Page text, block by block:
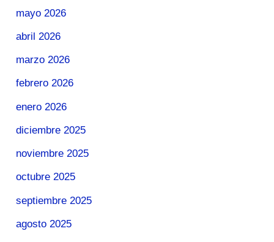
mayo 2026
abril 2026
marzo 2026
febrero 2026
enero 2026
diciembre 2025
noviembre 2025
octubre 2025
septiembre 2025
agosto 2025